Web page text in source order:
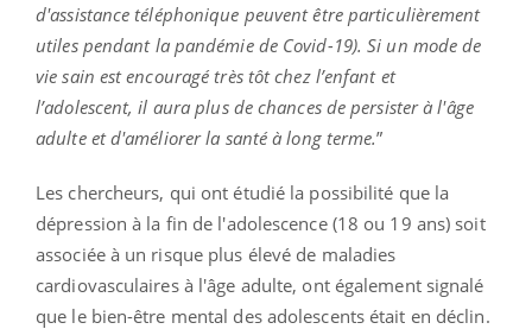
d'assistance téléphonique peuvent être particulièrement
utiles pendant la pandémie de Covid-19). Si un mode de
vie sain est encouragé très tôt chez l’enfant et
l’adolescent, il aura plus de chances de persister à l'âge
adulte et d'améliorer la santé à long terme.”
Les chercheurs, qui ont étudié la possibilité que la
dépression à la fin de l'adolescence (18 ou 19 ans) soit
associée à un risque plus élevé de maladies
cardiovasculaires à l'âge adulte, ont également signalé
que le bien-être mental des adolescents était en déclin.